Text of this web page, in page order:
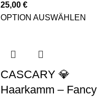
25,00 €
OPTION AUSWÄHLEN
CASCARY 💎
Haarkamm – Fancy